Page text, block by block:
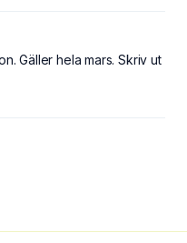
Gäller hela mars. Skriv ut